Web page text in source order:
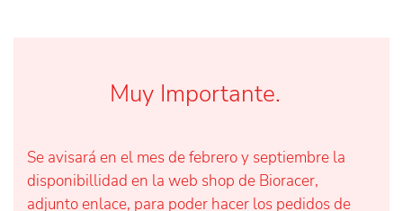
Muy Importante.
Se avisará en el mes de febrero y septiembre la
disponibillidad en la web shop de Bioracer,
adjunto enlace, para poder hacer los pedidos de